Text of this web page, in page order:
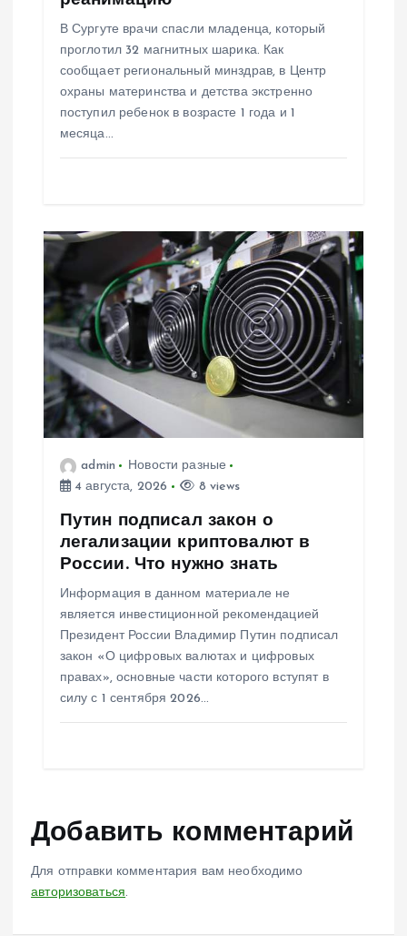
В Сургуте врачи спасли младенца, который
проглотил 32 магнитных шарика. Как
сообщает региональный минздрав, в Центр
охраны материнства и детства экстренно
поступил ребенок в возрасте 1 года и 1
месяца…
admin
Новости разные
4 августа, 2026
8 views
Путин подписал закон о
легализации криптовалют в
России. Что нужно знать
Информация в данном материале не
является инвестиционной рекомендацией
Президент России Владимир Путин подписал
закон «О цифровых валютах и цифровых
правах», основные части которого вступят в
силу с 1 сентября 2026…
Добавить комментарий
Для отправки комментария вам необходимо
авторизоваться.